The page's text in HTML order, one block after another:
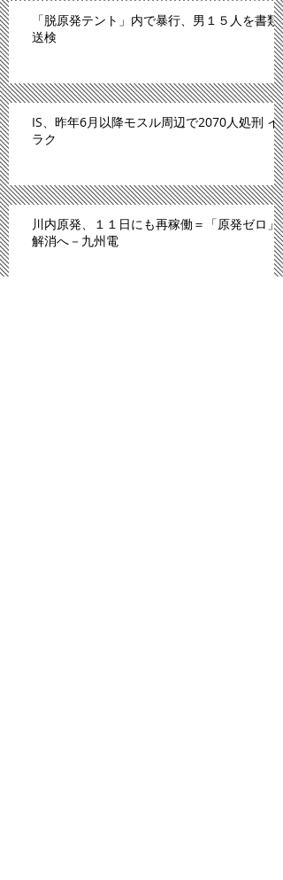
「脱原発テント」内で暴行、男１５人を書類
送検
IS、昨年6月以降モスル周辺で2070人処刑 イ
ラク
川内原発、１１日にも再稼働＝「原発ゼロ」
解消へ－九州電